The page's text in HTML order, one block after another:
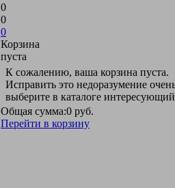
0
0
0
Корзина
пуста
К сожалению, ваша корзина пуста.
Исправить это недоразумение
выберите в каталоге
Общая сумма:0 руб.
Перейти в корзину